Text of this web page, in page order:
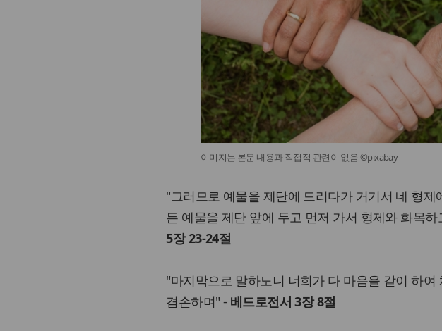
이미지는 본문 내용과 직접적 관련이 없음 ©pixabay
"그러므로 예물을 제단에 드리다가 거기서 네 형
든 예물을 제단 앞에 두고 먼저 가서 형제와 화목
5장 23-24절
"마지막으로 말하노니 너희가 다 마음을 같이 하
겸손하며" - 베드로전서 3장 8절